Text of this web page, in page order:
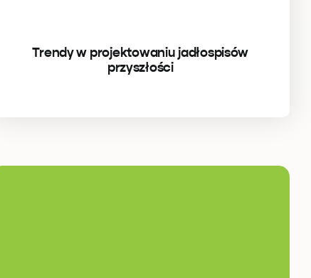
Trendy w projektowaniu jadłospisów
przyszłości